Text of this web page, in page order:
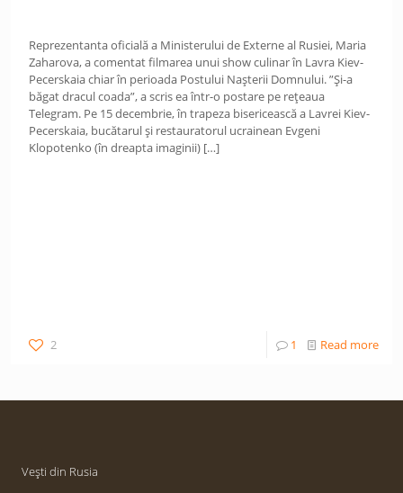
Reprezentanta oficială a Ministerului de Externe al Rusiei, Maria
Zaharova, a comentat filmarea unui show culinar în Lavra Kiev-
Pecerskaia chiar în perioada Postului Nașterii Domnului. ”Și-a
băgat dracul coada”, a scris ea într-o postare pe rețeaua
Telegram. Pe 15 decembrie, în trapeza bisericească a Lavrei Kiev-
Pecerskaia, bucătarul și restauratorul ucrainean Evgeni
Klopotenko (în dreapta imaginii) […]
2 1 Read more
Vești din Rusia